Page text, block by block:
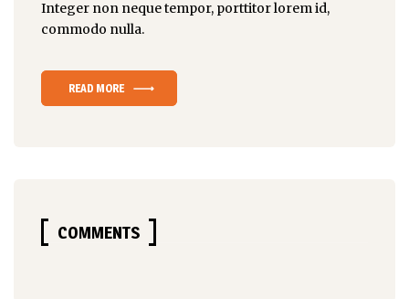
Integer non neque tempor, porttitor lorem id,
commodo nulla.
READ MORE
COMMENTS